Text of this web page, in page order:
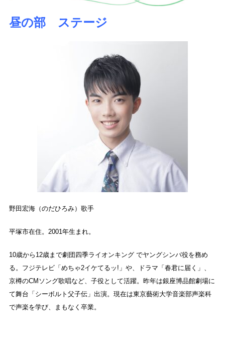
昼の部 ステージ
野田宏海（のだひろみ）歌手
平塚市在住。2001年生まれ。
10歳から12歳まで劇団四季ライオンキング でヤングシンバ役を務め
る。フジテレビ「めちゃ2イケてるッ!」や、ドラマ「春君に届く」、
京樽のCMソング歌唱など、子役として活躍。昨年は銀座博品館劇場に
て舞台「シーボルト父子伝」出演。現在は東京藝術大学音楽部声楽科
で声楽を学び、まもなく卒業。